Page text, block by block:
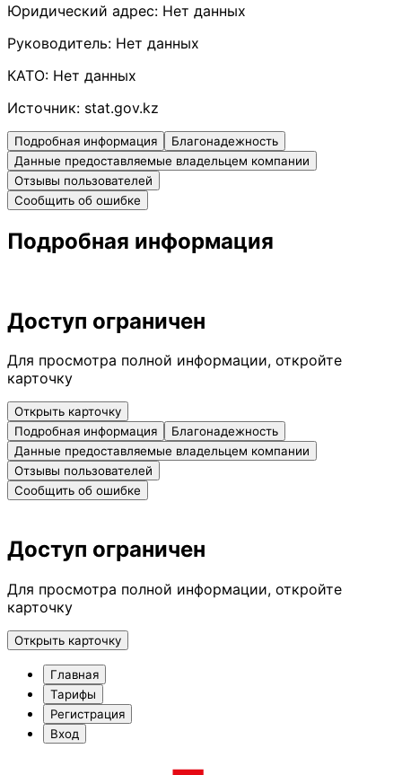
Юридический адрес: Нет данных
Руководитель: Нет данных
КАТО: Нет данных
Источник: stat.gov.kz
Подробная информация
Благонадежность
Данные предоставляемые владельцем компании
Отзывы пользователей
Сообщить об ошибке
Подробная информация
Доступ ограничен
Для просмотра полной информации, откройте
карточку
Открыть карточку
Подробная информация
Благонадежность
Данные предоставляемые владельцем компании
Отзывы пользователей
Сообщить об ошибке
Доступ ограничен
Для просмотра полной информации, откройте
карточку
Открыть карточку
Главная
Тарифы
Регистрация
Вход